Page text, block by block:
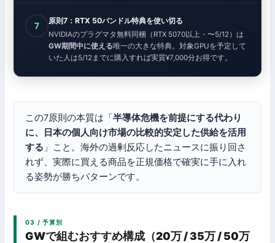
7 原則7：RTX 50バンドル特典を使い切る
NVIDIAのプラグマタ無料同梱（RTX 5070以上・〜5/12）は
GW期間中に使える唯一の大きな特典。対象GPUを予定して
いた人は5/12までに購入すれば実質¥7,000分お得です。
この7原則の本質は「半導体危機を前提にする代わり
に、日本の個人向け市場の比較的安定した供給を活用
する 」こと。海外の過剰反応したニュースに振り回さ
れず、実際に買える商品を正規価格で確実に手に入れ
る姿勢が勝ちパターンです。
03 / 予算別
GWで組むおすすめ構成（20万 / 35万 / 50万